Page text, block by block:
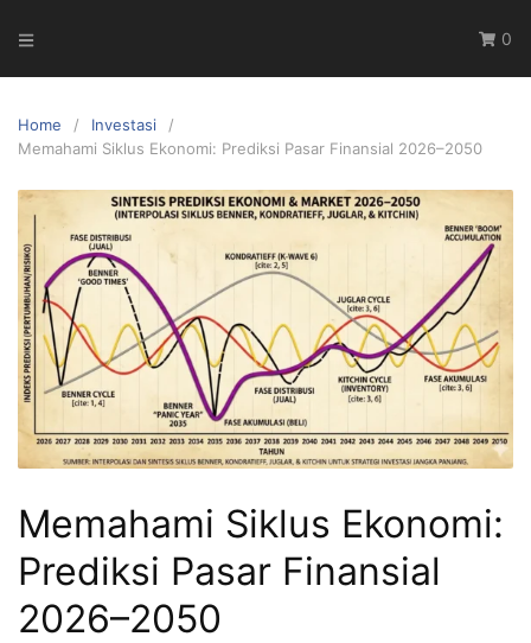
content
0
Home
Investasi
Memahami Siklus Ekonomi: Prediksi Pasar Finansial 2026–2050
Memahami Siklus Ekonomi:
Prediksi Pasar Finansial
2026–2050